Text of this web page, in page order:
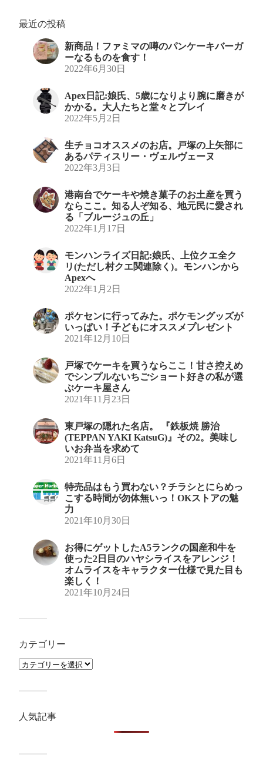
最近の投稿
新商品！ファミマの噂のパンケーキバーガ
ーなるものを食す！
2022年6月30日
Apex日記:娘氏、5歳になりより腕に磨きが
かかる。大人たちと堂々とプレイ
2022年5月2日
生チョコオススメのお店。戸塚の上矢部に
あるパティスリー・ヴェルヴェーヌ
2022年3月3日
港南台でケーキや焼き菓子のお土産を買う
ならここ。知る人ぞ知る、地元民に愛され
る「ブルージュの丘」
2022年1月17日
モンハンライズ日記:娘氏、上位クエ全ク
リ(ただし村クエ関連除く)。モンハンから
Apexへ
2022年1月2日
ポケセンに行ってみた。ポケモングッズが
いっぱい！子どもにオススメプレゼント
2021年12月10日
戸塚でケーキを買うならここ！甘さ控えめ
でシンプルないちごショート好きの私が選
ぶケーキ屋さん
2021年11月23日
東戸塚の隠れた名店。 『鉄板焼 勝治
(TEPPAN YAKI KatsuG)』その2。美味し
いお弁当を求めて
2021年11月6日
特売品はもう買わない？チラシとにらめっ
こする時間が勿体無いっ！OKストアの魅
力
2021年10月30日
お得にゲットしたA5ランクの国産和牛を
使った2日目のハヤシライスをアレンジ！
オムライスをキャラクター仕様で見た目も
楽しく！
2021年10月24日
カテゴリー
人気記事